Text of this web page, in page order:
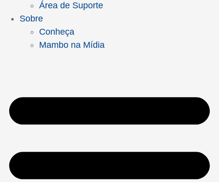
Área de Suporte
Sobre
Conheça
Mambo na Mídia